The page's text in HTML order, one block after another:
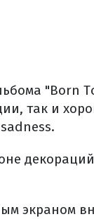
"Born
так и
экраном